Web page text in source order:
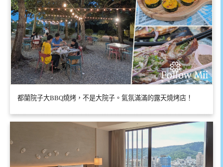
都蘭院子大BBQ燒烤，不是大院子。氣氛滿滿的露天燒烤店！